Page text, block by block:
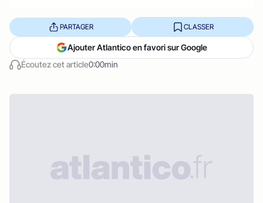
Écoutez cet article0:00min
PARTAGER CLASSER
Ajouter Atlantico en favori sur Google